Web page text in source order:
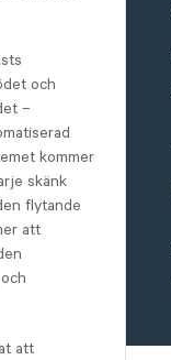
och
–
kommer
skänk
flytande
att
att